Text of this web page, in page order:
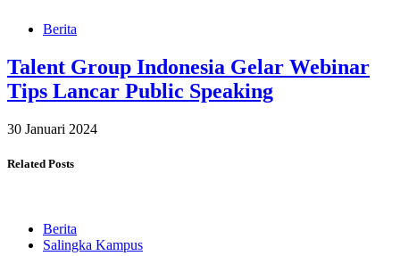
Berita
Talent Group Indonesia Gelar Webinar
Tips Lancar Public Speaking
30 Januari 2024
Related Posts
Berita
Salingka Kampus